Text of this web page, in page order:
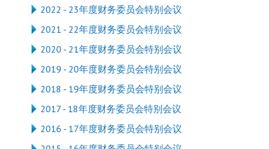
2022 - 23年度财务委员会特别会议
2021 - 22年度财务委员会特别会议
2020 - 21年度财务委员会特别会议
2019 - 20年度财务委员会特别会议
2018 - 19年度财务委员会特别会议
2017 - 18年度财务委员会特别会议
2016 - 17年度财务委员会特别会议